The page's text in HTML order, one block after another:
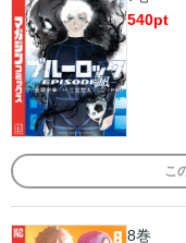
540pt
こ
8巻